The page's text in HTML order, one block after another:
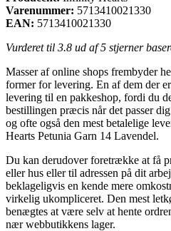
Varenummer: 5713410021330
EAN: 5713410021330
Vurderet til 3.8 ud af 5 stjerner
Masser af online shops frembyder
former for levering. En af dem der
levering til en pakkeshop, fordi du
bestillingen præcis når det passer
og ofte også den mest betalelige
Hearts Petunia Garn 14 Lavendel.
Du kan derudover foretrække at få
eller hus eller til adressen på dit
beklageligvis en kende mere
virkelig ukompliceret. Den mest
benægtes at være selv at hente
nær webbutikkens lager.